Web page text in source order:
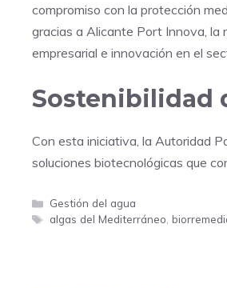
compromiso con la protección
gracias a Alicante Port Innova, la
empresarial e innovación en el
Sostenibilidad
Con esta iniciativa, la Autoridad
soluciones biotecnológicas que
Categorías
Gestión del agua
Etiquetas
algas del Mediterráneo,